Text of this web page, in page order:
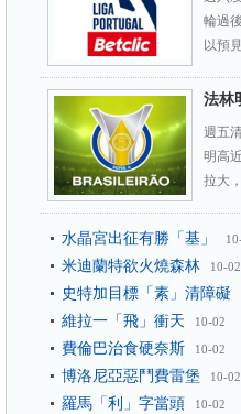
輪過
以預
法林
週五
明高
拉大
水晶宮出征有勝「基」
米迪蘭特欲火燒森林 10-02
史特加目標「素」清障礙
維拉一「飛」衝天 10-02
費倫巴治食硬奈斯 10-02
博洛尼亞惡鬥費雷堡 10-02
羅馬「利」字當頭 10-02